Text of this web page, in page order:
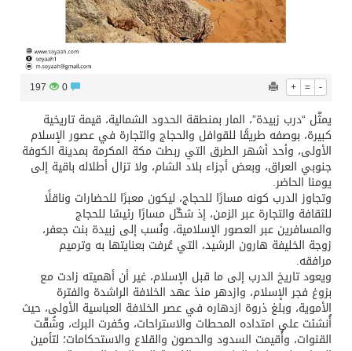
+ = -
197
يمثّل “درب زبيدة”، المار بمنطقة الحدود الشمالية، قيمة تاريخية
كبيرة، بوصفه طريقًا للقوافل والحجاج والتجارة في عصور الإسلام
الأولى، وأحد أشهر الطرق التي ربطت مكة المكرمة بمدينة الكوفة
جنوبي العراق، وبعض أجزاء بلاد الشام، ولا تزال أطلاله باقية إلى
يومنا الحاضر.
وتجاوز الدرب كونه مسارًا للحجاج، ليكون معبرًا للحضارات وناقلًا
للثقافة والتجارة عبر الزمن، إذ شكّل مسارًا رئيسًا للحجاج
والمسافرين عبر العصور الإسلامية، ونُسب إلى زبيدة بنت جعفر،
زوجة الخليفة هارون الرشيد، التي عُرفت بعنايتها به وترميم
مرافقه.
ويعود تاريخ الدرب إلى ما قبل الإسلام، غير أن أهميته زادت مع
بزوغ فجر الإسلام، وازدهر منذ عهد الخلافة الراشدة والفترة
الأموية، وبلغ ذروة ازدهاره في عصر الخلافة العباسية الأولى، حيث
أُنشئت على امتداده المحطات والاستراحات، وحُفرت البرك، وشُقّت
القنوات، وأُقيمت السدود والحصون والقلاع والاستحكامات؛ لتأمين